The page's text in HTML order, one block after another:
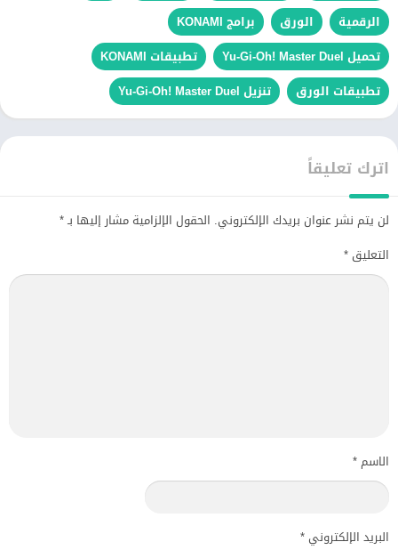
الرقمية
الورق
برامج KONAMI
تحميل Yu-Gi-Oh! Master Duel
تطبيقات KONAMI
تطبيقات الورق
تنزيل Yu-Gi-Oh! Master Duel
اترك تعليقاً
لن يتم نشر عنوان بريدك الإلكتروني. الحقول الإلزامية مشار إليها بـ*
التعليق *
الاسم*
البريد الإلكتروني *